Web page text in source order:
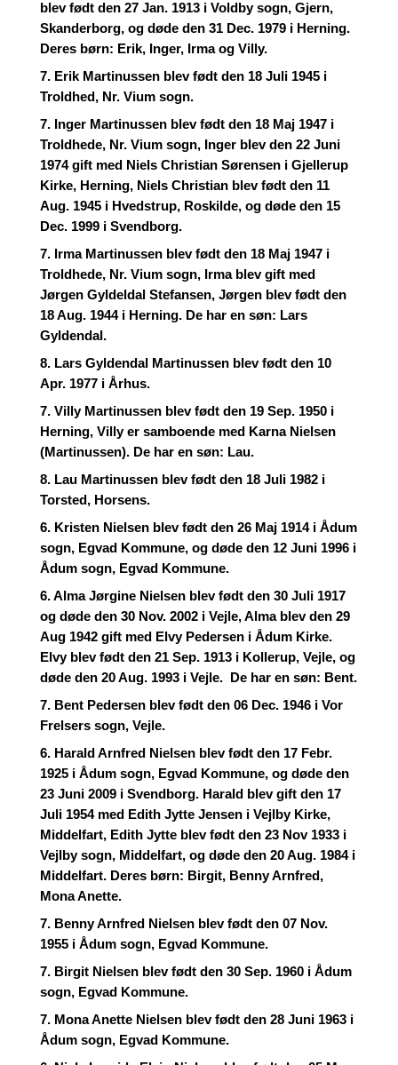
blev født den 27 Jan. 1913 i Voldby sogn, Gjern,
Skanderborg, og døde den 31 Dec. 1979 i Herning.
Deres børn: Erik, Inger, Irma og Villy.
7. Erik Martinussen blev født den 18 Juli 1945 i
Troldhed, Nr. Vium sogn.
7. Inger Martinussen blev født den 18 Maj 1947 i
Troldhede, Nr. Vium sogn, Inger blev den 22 Juni
1974 gift med Niels Christian Sørensen i Gjellerup
Kirke, Herning, Niels Christian blev født den 11
Aug. 1945 i Hvedstrup, Roskilde, og døde den 15
Dec. 1999 i Svendborg.
7. Irma Martinussen blev født den 18 Maj 1947 i
Troldhede, Nr. Vium sogn, Irma blev gift med
Jørgen Gyldeldal Stefansen, Jørgen blev født den
18 Aug. 1944 i Herning. De har en søn: Lars
Gyldendal.
8. Lars Gyldendal Martinussen blev født den 10
Apr. 1977 i Århus.
7. Villy Martinussen blev født den 19 Sep. 1950 i
Herning, Villy er samboende med Karna Nielsen
(Martinussen). De har en søn: Lau.
8. Lau Martinussen blev født den 18 Juli 1982 i
Torsted, Horsens.
6. Kristen Nielsen blev født den 26 Maj 1914 i Ådum
sogn, Egvad Kommune, og døde den 12 Juni 1996 i
Ådum sogn, Egvad Kommune.
6. Alma Jørgine Nielsen blev født den 30 Juli 1917
og døde den 30 Nov. 2002 i Vejle, Alma blev den 29
Aug 1942 gift med Elvy Pedersen i Ådum Kirke.
Elvy blev født den 21 Sep. 1913 i Kollerup, Vejle, og
døde den 20 Aug. 1993 i Vejle. De har en søn: Bent.
7. Bent Pedersen blev født den 06 Dec. 1946 i Vor
Frelsers sogn, Vejle.
6. Harald Arnfred Nielsen blev født den 17 Febr.
1925 i Ådum sogn, Egvad Kommune, og døde den
23 Juni 2009 i Svendborg. Harald blev gift den 17
Juli 1954 med Edith Jytte Jensen i Vejlby Kirke,
Middelfart, Edith Jytte blev født den 23 Nov 1933 i
Vejlby sogn, Middelfart, og døde den 20 Aug. 1984 i
Middelfart. Deres børn: Birgit, Benny Arnfred,
Mona Anette.
7. Benny Arnfred Nielsen blev født den 07 Nov.
1955 i Ådum sogn, Egvad Kommune.
7. Birgit Nielsen blev født den 30 Sep. 1960 i Ådum
sogn, Egvad Kommune.
7. Mona Anette Nielsen blev født den 28 Juni 1963 i
Ådum sogn, Egvad Kommune.